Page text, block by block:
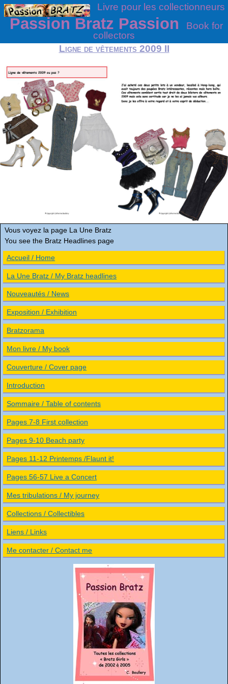
Livre pour les collectionneurs
Passion Bratz Passion
Book for
collectors
Ligne de vêtements 2009 II
Vous voyez la page La Une Bratz
You see the Bratz Headlines page
Accueil / Home
La Une Bratz / My Bratz headlines
Nouveautés / News
Exposition / Exhibition
Bratzorama
Mon livre / My book
Couverture / Cover page
Introduction
Sommaire / Table of contents
Pages 7-8 First collection
Pages 9-10 Beach party
Pages 11-12 Printemps /Flaunt it!
Pages 56-57 Live a Concert
Mes tribulations / My journey
Collections / Collectibles
Liens / Links
Me contacter / Contact me